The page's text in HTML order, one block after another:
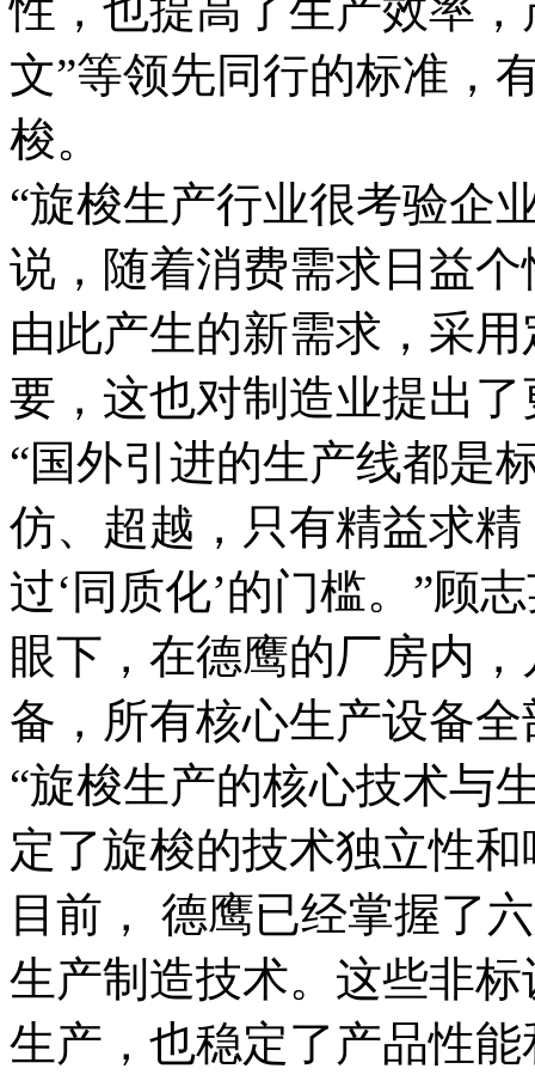
性，也提高了生产效率
文”等领先同行的标准，
梭。
“旋梭生产行业很考验企
说，随着消费需求日益
由此产生的新需求，采
要，这也对制造业提出
“国外引进的生产线都是
仿、超越，只有精益求
过‘同质化’的门槛。”顾
眼下，在德鹰的厂房内
备，所有核心生产设备
“旋梭生产的核心技术与
定了旋梭的技术独立性
目前， 德鹰已经掌握了
生产制造技术。这些非
生产，也稳定了产品性